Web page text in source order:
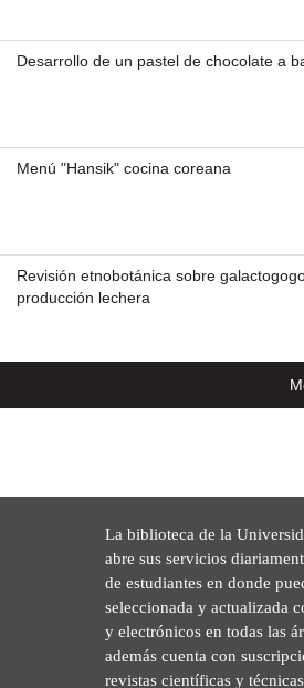
Desarrollo de un pastel de chocolate a
Menú "Hansik" cocina coreana
Revisión etnobotánica sobre
producción lechera
La biblioteca de la
abre sus servicios
de estudiantes en donde
seleccionada y actualizada
y electrónicos en todas las
además cuenta con
revistas científicas y